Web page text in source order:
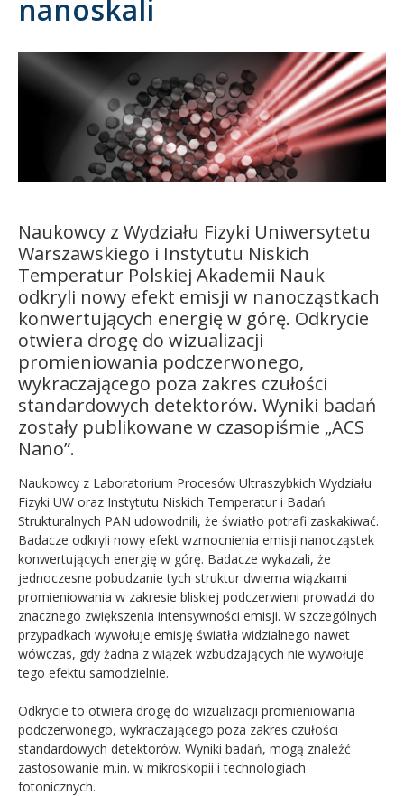
Absolwent
nanoskali
Naukowcy z Wydziału Fizyki Uniwersytetu
Warszawskiego i Instytutu Niskich
Temperatur Polskiej Akademii Nauk
odkryli nowy efekt emisji w nanocząstkach
konwertujących energię w górę. Odkrycie
otwiera drogę do wizualizacji
promieniowania podczerwonego,
wykraczającego poza zakres czułości
standardowych detektorów. Wyniki badań
zostały publikowane w czasopiśmie „ACS
Nano”.
Naukowcy z Laboratorium Procesów Ultraszybkich Wydziału
Fizyki UW oraz Instytutu Niskich Temperatur i Badań
Strukturalnych PAN udowodnili, że światło potrafi zaskakiwać.
Badacze odkryli nowy efekt wzmocnienia emisji nanocząstek
konwertujących energię w górę. Badacze wykazali, że
jednoczesne pobudzanie tych struktur dwiema wiązkami
promieniowania w zakresie bliskiej podczerwieni prowadzi do
znacznego zwiększenia intensywności emisji. W szczególnych
przypadkach wywołuje emisję światła widzialnego nawet
wówczas, gdy żadna z wiązek wzbudzających nie wywołuje
tego efektu samodzielnie.
Odkrycie to otwiera drogę do wizualizacji promieniowania
podczerwonego, wykraczającego poza zakres czułości
standardowych detektorów. Wyniki badań, mogą znaleźć
zastosowanie m.in. w mikroskopii i technologiach
fotonicznych.